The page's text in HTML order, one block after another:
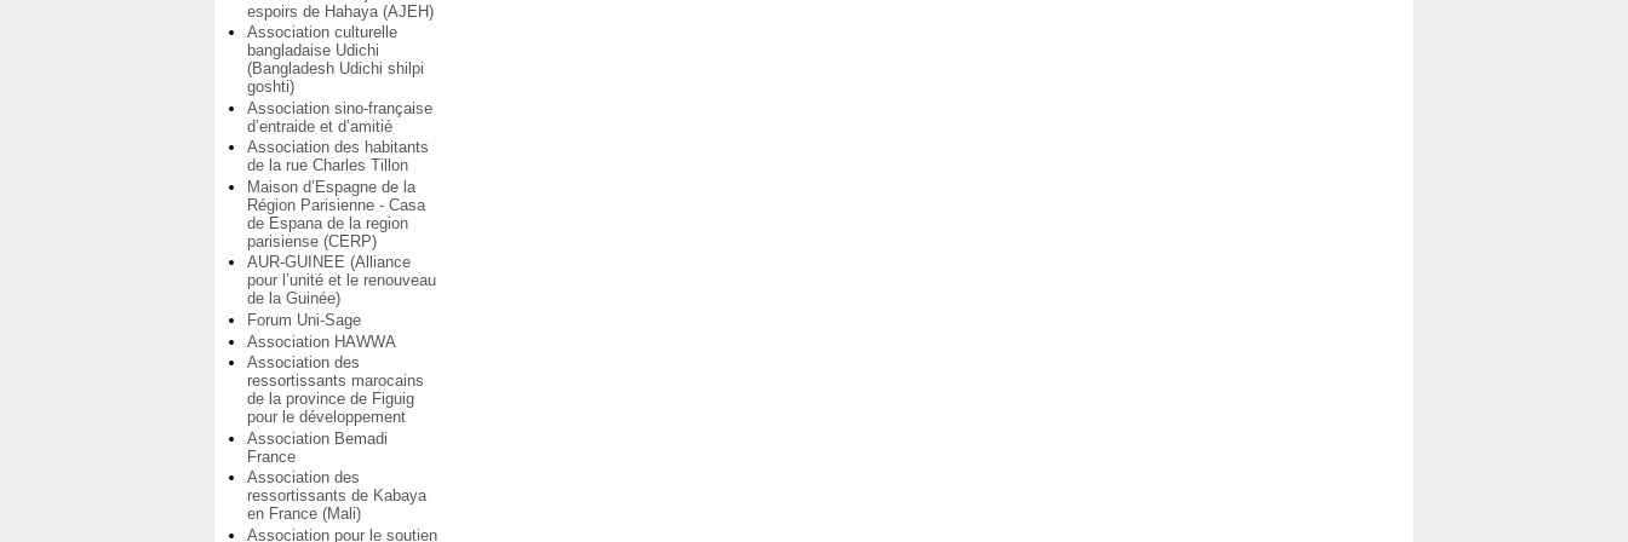
espoirs de Hahaya (AJEH)
Association culturelle
bangladaise Udichi
(Bangladesh Udichi shilpi
goshti)
Association sino-française
d’entraide et d’amitié
Association des habitants
de la rue Charles Tillon
Maison d’Espagne de la
Région Parisienne - Casa
de Espana de la region
parisiense (CERP)
AUR-GUINEE (Alliance
pour l’unité et le renouveau
de la Guinée)
Forum Uni-Sage
Association HAWWA
Association des
ressortissants marocains
de la province de Figuig
pour le développement
Association Bemadi
France
Association des
ressortissants de Kabaya
en France (Mali)
Association pour le soutien